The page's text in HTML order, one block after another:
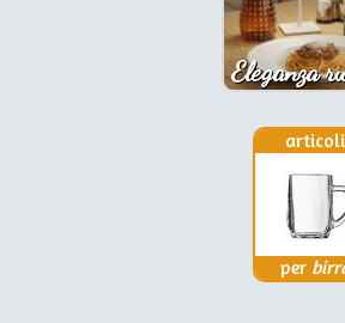
Eleganza
articoli
per